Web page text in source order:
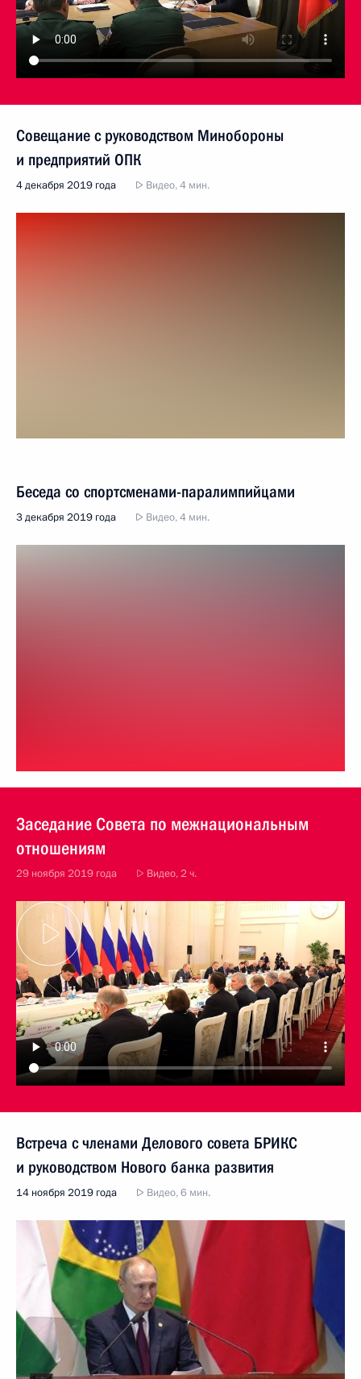
Совещание с руководством Минобороны
и предприятий ОПК
4 декабря 2019 года Видео, 4 мин.
Беседа со спортсменами-паралимпийцами
3 декабря 2019 года Видео, 4 мин.
Заседание Совета по межнациональным
отношениям
29 ноября 2019 года Видео, 2 ч.
Встреча с членами Делового совета БРИКС
и руководством Нового банка развития
14 ноября 2019 года Видео, 6 мин.